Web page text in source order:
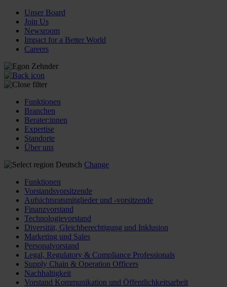
Unser Board
Join Us
Newsroom
Impact for a Better World
Careers
Funktionen
Branchen
Berater:innen
Expertise
Standorte
Über uns
Deutsch Change
Funktionen
Vorstandsvorsitzende
Aufsichtsratsmitglieder und -vorsitzende
Finanzvorstand
Technologievorstand
Diversität, Gleichberechtigung und Inklusion
Marketing und Sales
Personalvorstand
Legal, Regulatory & Compliance Professionals
Supply Chain & Operation Officers
Nachhaltigkeit
Vorstand Kommunikation und Öffentlichkeitsarbeit